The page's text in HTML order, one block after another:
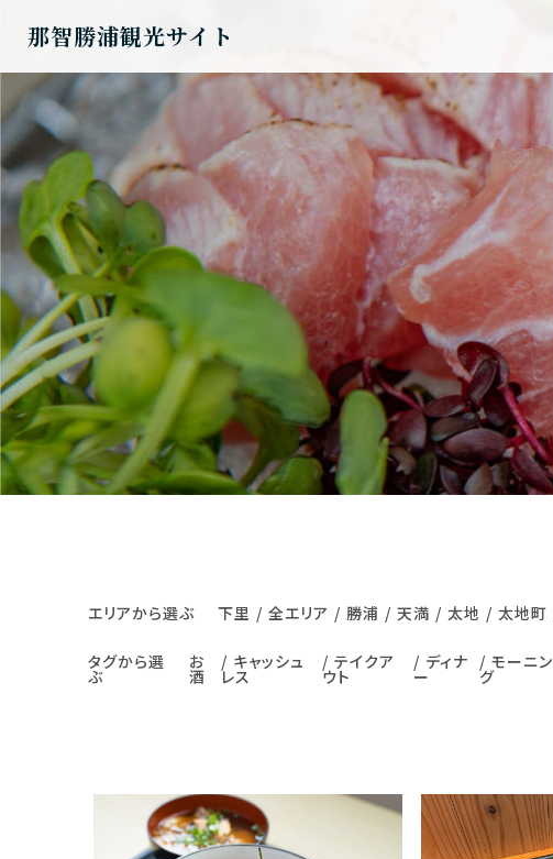
那智勝浦観光サイト
エリアから選ぶ 下里 全エリア 勝浦 天満 太地 太地町
タグから選
ぶ
お
酒
キャッシュ
レス
テイクア
ウト
ディナ
ー
モーニン
グ